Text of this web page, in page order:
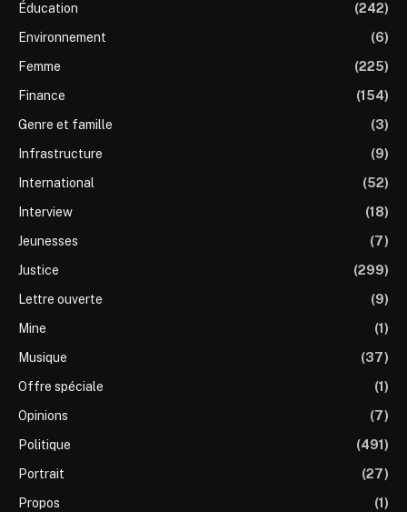
Éducation
(242)
Environnement
(6)
Femme
(225)
Finance
(154)
Genre et famille
(3)
Infrastructure
(9)
International
(52)
Interview
(18)
Jeunesses
(7)
Justice
(299)
Lettre ouverte
(9)
Mine
(1)
Musique
(37)
Offre spéciale
(1)
Opinions
(7)
Politique
(491)
Portrait
(27)
Propos
(1)